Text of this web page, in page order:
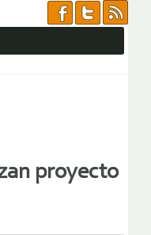
proyecto